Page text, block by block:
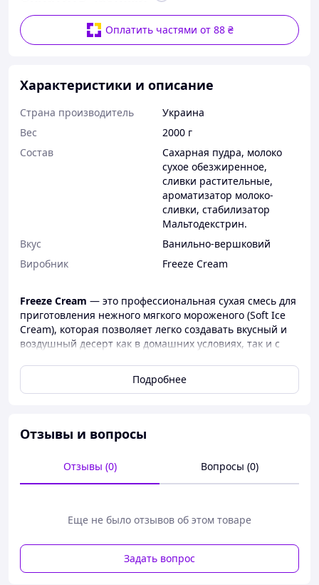
Оплатить частями от 88 ₴
Характеристики и описание
Страна производитель
Украина
Вес
2000 г
Состав
Сахарная пудра, молоко
сухое обезжиренное,
сливки растительные,
ароматизатор молоко-
сливки, стабилизатор
Мальтодекстрин.
Вкус
Ванильно-вершковий
Виробник
Freeze Cream
Freeze Cream — это профессиональная сухая смесь для
приготовления нежного мягкого мороженого (Soft Ice
Cream), которая позволяет легко создавать вкусный и
воздушный десерт как в домашних условиях, так и с
Благодаря сбалансированной рецептуре мороженое
получается кремовым, однородным, с насыщенным
результата и идеально подходят для кафе, кофеен,
точек продажи мороженого и домашнего
воздушную кремовую консистенцию, которая
буквально тает во рту. Каждый вкус обладает ярким
ароматом и насыщенным характером, что позволяет
удовлетворить предпочтения самых разных
покупателей — от любителей классики до поклонников
Подробнее
Отзывы и вопросы
Отзывы (0) Вопросы (0)
Еще не было отзывов об этом товаре
Задать вопрос